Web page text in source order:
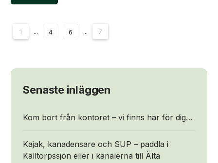
1 ... 4 6 ... 7
Senaste inläggen
Kom bort från kontoret – vi finns här för dig…
Kajak, kanadensare och SUP – paddla i
Källtorpssjön eller i kanalerna till Älta